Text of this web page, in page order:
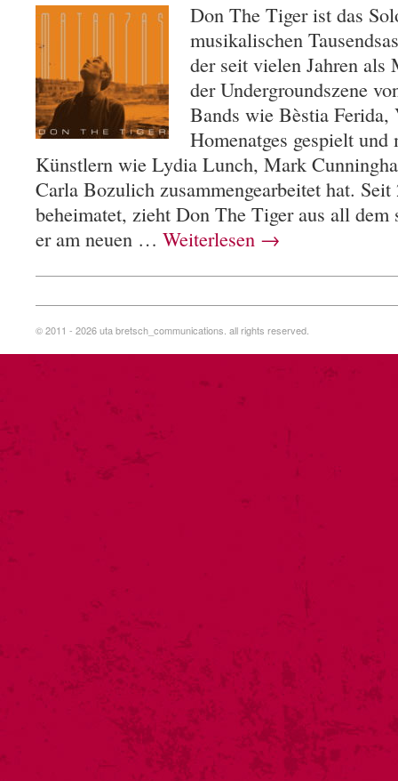
Don The Tiger ist das
musikalischen
der seit vielen Jahren
der Undergroundszene
Bands wie Bèstia Ferida,
Homenatges gespielt
Künstlern wie Lydia Lunch, Mark
Carla Bozulich zusammengearbeitet hat.
beheimatet, zieht Don The Tiger aus all dem
er am neuen … Weiterlesen →
© 2011 - 2026 uta bretsch_communications. all rights reserved.